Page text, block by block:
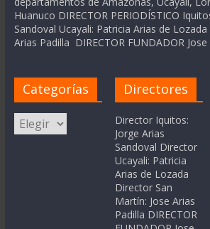
Huanuco DIRECTOR PERIODÍSTICO
Sandoval Ucayali: Patricia Arias de Lozada
Arias Padilla DIRECTOR FUNDADOR
Categorías
Categorías
Directores
Director Iquitos:
Jorge Arias
Sandoval Director
Ucayali: Patricia
Arias de Lozada
Director San
Martín: Jose Arias
Padilla DIRECTOR